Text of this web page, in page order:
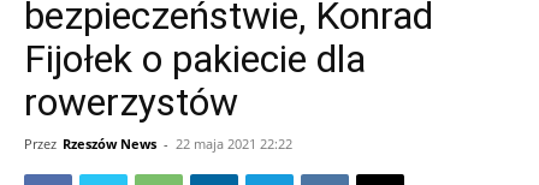
bezpieczeństwie, Konrad
Fijołek o pakiecie dla
rowerzystów
Przez Rzeszów News - 22 maja 2021 22:22